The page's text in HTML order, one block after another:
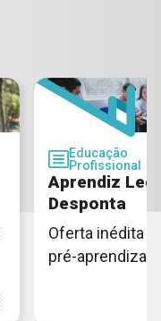
Educação
Profissional
Aprendiz
Desponta
Oferta inédita
pré-